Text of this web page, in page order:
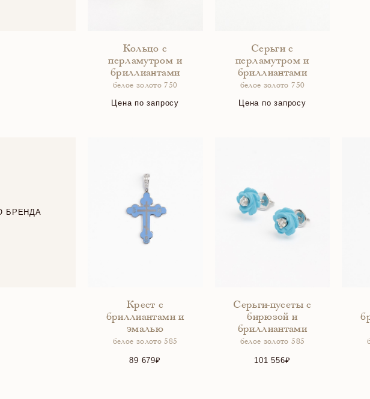
Кольцо с
перламутром и
бриллиантами
белое золото 750
Цена по запросу
Серьги с
перламутром и
бриллиантами
белое золото 750
Цена по запросу
БРЕНДА
Крест с
бриллиантами и
эмалью
белое золото 585
89 679
Серьги-пусеты с
бирюзой и
бриллиантами
белое золото 585
101 556